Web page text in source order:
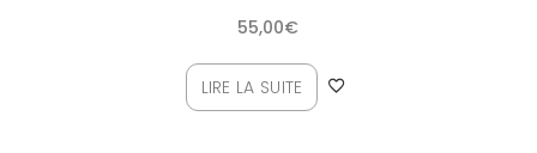
55,00€
LIRE LA SUITE